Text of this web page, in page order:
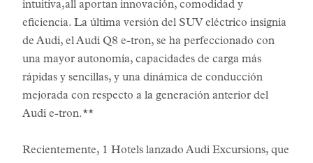
intuitiva,all aportan innovación, comodidad y
eficiencia. La última versión del SUV eléctrico insignia
de Audi, el Audi Q8 e-tron, se ha perfeccionado con
una mayor autonomía, capacidades de carga más
rápidas y sencillas, y una dinámica de conducción
mejorada con respecto a la generación anterior del
Audi e-tron.**
Recientemente, 1 Hotels lanzado Audi Excursions, que